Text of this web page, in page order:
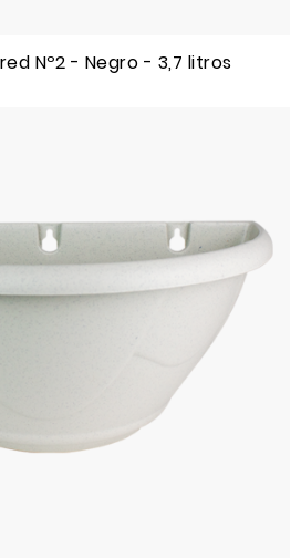
Nº2 - Negro - 3,7 litros